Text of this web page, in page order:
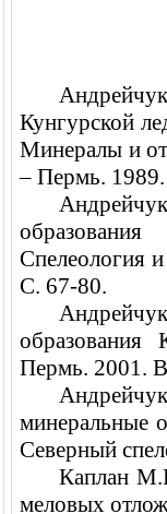
Кунгурской
Минералы и
– Пермь.
Спелеология
С. 67-80.
Пермь. 2001.
минеральные
Северный
Каплан
меловых